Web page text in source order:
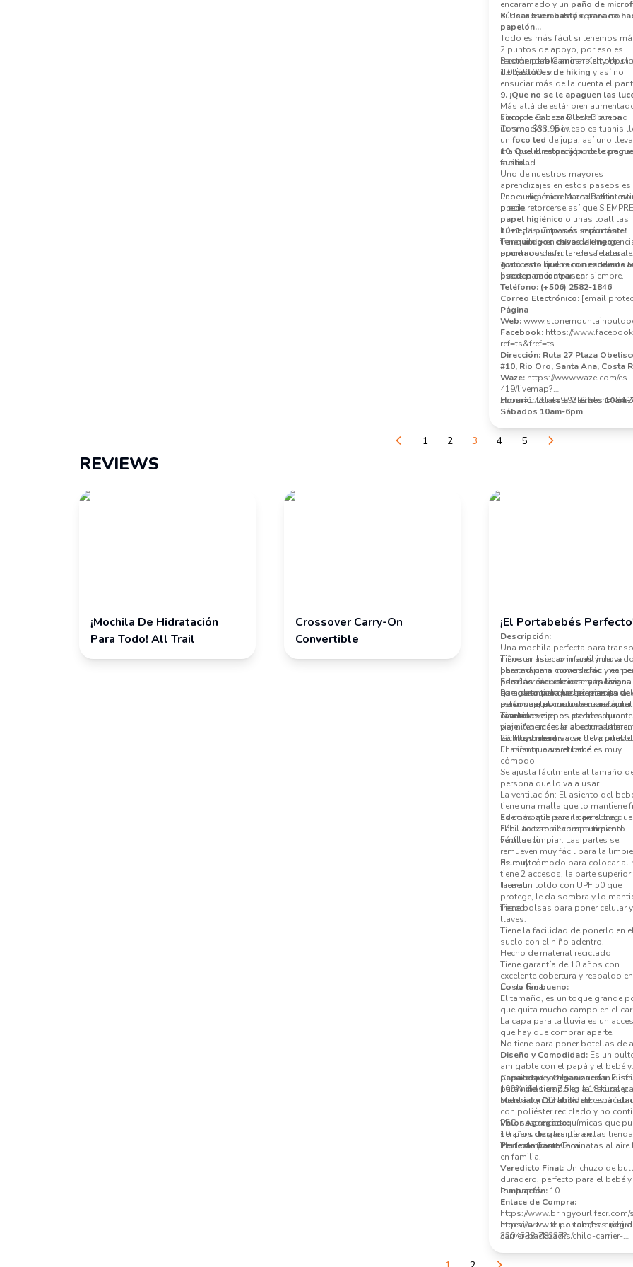
encaramado y un paño de
súper absorbente y compacto.
8. Usar buen bastón, para no
papelón…
Todo es más fácil si tenemos
2 puntos de apoyo, por eso es
recomendable andar siempre un
debastones de hiking y así no
ensuciar más de la cuenta el
Bastón para Caminar Kelty
1.0 $26.00 i.v.i.
9. ¡Que no se le apaguen las
Más allá de estár bien
siempre es bueno llevar buena
iluminación… por eso es tuanis
un foco led de jupa, así uno
manos libres para poder
facilidad.
Foco de Cabeza Black Diamond
Cosmo $33.95 i.v.i.
10. Que el retorcijón no le
susto…
Uno de nuestros mayores
aprendizajes en estos paseos es
uno nunca sabe cuando el
puede retorcerse así que
papel higiénico o unas toallitas
húmedas. El paseo será más
tranquilo y en caso de
podemos disfrutar de la
Papel Higiénico Marca Patito.. no
precio
10+1 ¡El punto más importante!
Teneramigos chivas vikingos
apuntados aventureros felices
graciosos lindos con excelente
listos para ir a pasear siempre.
Todo esto que recomendamos
pueden encontrar en:
Teléfono: (+506) 2582-1846
Correo Electrónico: [email
Página
Web:
Facebook: https://
ref=ts&fref=ts
Dirección: Ruta 27 Plaza
#10, Rio Oro, Santa Ana, Costa
Waze: https://www.waze.com/es-
419/livemap?
zoom=17&lat=9.9392&lon=-
Horario: Lunes a Viernes 10am-
Sábados 10am-6pm
1 2 3 4 5
REVIEWS
¡mochila De Hidratación
Para Todo! All Trail
Crossover Carry-On
Convertible
¡el Portabebés
Descripción:
Una mochila perfecta para
niños en las caminatas y da la
libertad para moverse fácilmente,
además proporciona soporte
completo para las piernas para
maximizar el confort en cualquier
aventura.
Tiene un asiento infantil
para máxima comodidad y es
para las excursiones más largas
que garantiza que las piernas
estén sujetas incluso cuando
o se mueve.
Es súper fácil de usar y es liviana.
Para colocarlo no se necesita de
personas, por eso se hace fácil
cambiar entre los padres
viaje. Además, la abertura lateral
facilita meter y sacar del
un niño que se retuerce.
Tiene dos zipper laterales que
permiten accesar al
22 litros mientras se lleva
Lo muy bueno:
El asiento para el bebé es muy
cómodo
Se ajusta fácilmente al tamaño
persona que lo va a usar
La ventilación: El asiento del
tiene una malla que lo mantiene
además que para la persona
el bulto también tiene un panel
ventilado.
Es compatible con camel bag
Fácil acceso al compartimiento
Fácil de limpiar: Las partes se
remueven muy fácil para la
del bulto
Es muy cómodo para colocar al
tiene 2 accesos, la parte
lateral.
Tiene un toldo con UPF 50 que
protege, le da sombra y lo
fresco.
Tiene bolsas para poner celular y
llaves.
Tiene la facilidad de ponerlo en
suelo con el niño adentro.
Hecho de material reciclado
Tiene garantía de 10 años con
excelente cobertura y respaldo en
Costa Rica
Lo no tan bueno:
El tamaño, es un toque grande
que quita mucho campo en el
La capa para la lluvia es un
que hay que comprar aparte.
No tiene para poner botellas de
Diseño y Comodidad: Es un
amigable con el papá y el bebé y
permite que ambos puedan
100% del tiempo en la
Capacidad y Organización:
para niños de 7.5kg a 18 kilos y
cuenta con 22 litros de
Material y Durabilidad:está
con poliéster reciclado y no
PFC, sustancias químicas que
ser perjudiciales para el
medioambiente.
Valor Agregado:
10 años de garantía en las
Thule de Costa Rica.
Perfecto para:Caminatas al aire
en familia.
Veredicto Final: Un chuzo de
duradero, perfecto para el bebé
los papás.
Puntuación: 10
Enlace de Compra:
https://www.bringyourlifecr.com/
mochila-thule-portabebes-
3204538-78237?
https://www.thule.com/es-cr/
carrier-backpacks/child-carrier-